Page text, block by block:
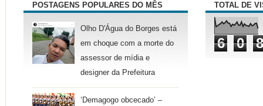
POSTAGENS POPULARES DO MÊS
Olho D'Água do Borges está
em choque com a morte do
assessor de mídia e
designer da Prefeitura
‘Demagogo obcecado’ –
TOTAL DE
6 0 8